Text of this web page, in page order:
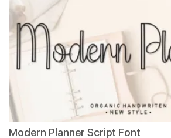
Modern Planner Script Font